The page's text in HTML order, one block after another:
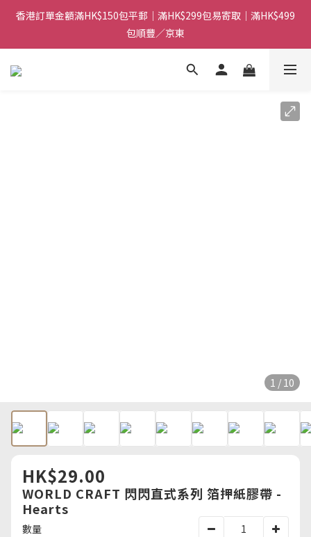
香港訂單金額滿HK$150包平郵｜滿HK$299包易寄取｜滿HK$499
包順豐／京東
香港訂單金額滿HK$150包平郵｜滿HK$299包易寄取｜滿HK$499
包順豐／京東
【網店限定！】指定清貨商品每消費HK$100即享購物金HK$50回
香港訂單金額滿HK$150包平郵｜滿HK$299包易寄取｜滿HK$499
1 / 10
HK$29.00
WORLD CRAFT 閃閃直式系列 箔押紙膠帶 -
Hearts
數量